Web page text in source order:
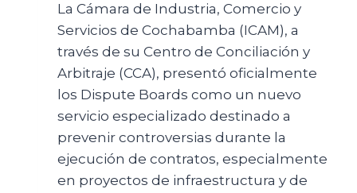
La Cámara de Industria, Comercio y
Servicios de Cochabamba (ICAM), a
través de su Centro de Conciliación y
Arbitraje (CCA), presentó oficialmente
los Dispute Boards como un nuevo
servicio especializado destinado a
prevenir controversias durante la
ejecución de contratos, especialmente
en proyectos de infraestructura y de